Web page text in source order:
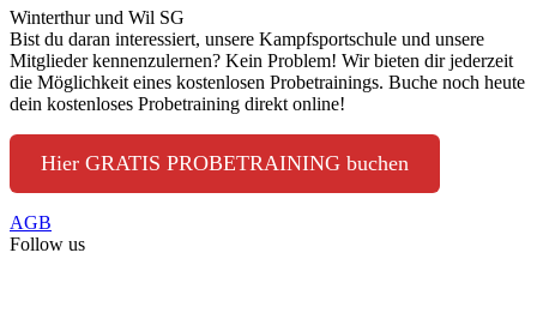
Winterthur und Wil SG
Bist du daran interessiert, unsere Kampfsportschule und unsere
Mitglieder kennenzulernen? Kein Problem! Wir bieten dir jederzeit
die Möglichkeit eines kostenlosen Probetrainings. Buche noch heute
dein kostenloses Probetraining direkt online!
Hier GRATIS PROBETRAINING buchen
AGB
Follow us